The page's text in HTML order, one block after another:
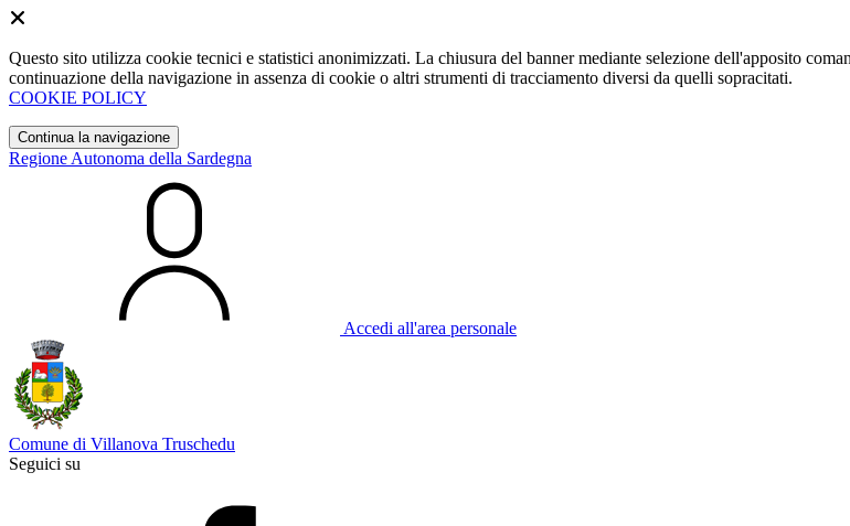
Questo sito utilizza cookie tecnici e statistici anonimizzati. La chiusura del banner mediante selezione dell'apposito
continuazione della navigazione in assenza di cookie o altri strumenti di tracciamento diversi da quelli sopracitati.
COOKIE POLICY
Continua la navigazione
Regione Autonoma della Sardegna
Accedi all'area personale
Comune di Villanova Truschedu
Seguici su